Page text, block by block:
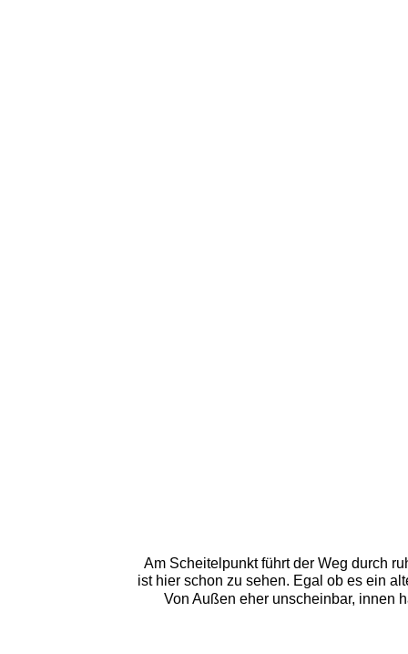
Am Scheitelpunkt führt der Weg durch
ist hier schon zu sehen. Egal ob es ein
Von Außen eher unscheinbar, innen